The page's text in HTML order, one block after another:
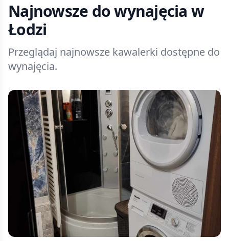
Najnowsze do wynajęcia w
Łodzi
Przeglądaj najnowsze kawalerki dostępne do
wynajęcia.